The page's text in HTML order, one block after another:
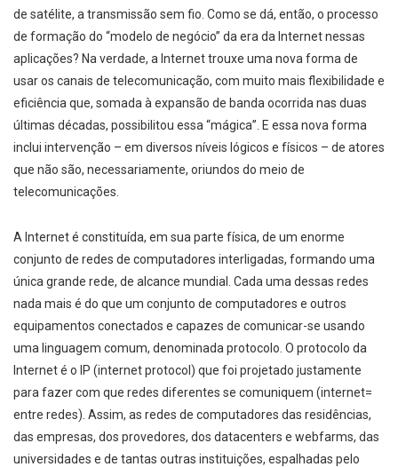
de satélite, a transmissão sem fio. Como se dá, então, o processo
de formação do “modelo de negócio” da era da Internet nessas
aplicações? Na verdade, a Internet trouxe uma nova forma de
usar os canais de telecomunicação, com muito mais flexibilidade e
eficiência que, somada à expansão de banda ocorrida nas duas
últimas décadas, possibilitou essa “mágica”. E essa nova forma
inclui intervenção – em diversos níveis lógicos e físicos – de atores
que não são, necessariamente, oriundos do meio de
telecomunicações.
A Internet é constituída, em sua parte física, de um enorme
conjunto de redes de computadores interligadas, formando uma
única grande rede, de alcance mundial. Cada uma dessas redes
nada mais é do que um conjunto de computadores e outros
equipamentos conectados e capazes de comunicar-se usando
uma linguagem comum, denominada protocolo. O protocolo da
Internet é o IP (internet protocol) que foi projetado justamente
para fazer com que redes diferentes se comuniquem (internet=
entre redes). Assim, as redes de computadores das residências,
das empresas, dos provedores, dos datacenters e webfarms, das
universidades e de tantas outras instituições, espalhadas pelo